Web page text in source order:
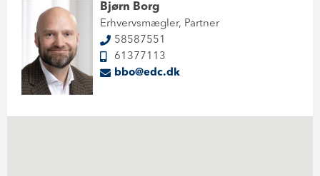
Bjørn Borg
Erhvervsmægler, Partner
58587551
61377113
bbo@edc.dk